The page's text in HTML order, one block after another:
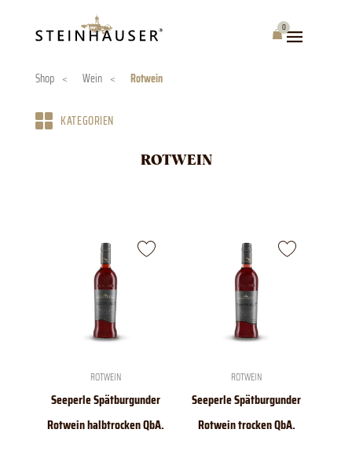
0
Warenkorb
Shop < Wein < Rotwein
KATEGORIEN
ROTWEIN
ROTWEIN
Seeperle Spätburgunder
Rotwein halbtrocken QbA.
ROTWEIN
Seeperle Spätburgunder
Rotwein trocken QbA.